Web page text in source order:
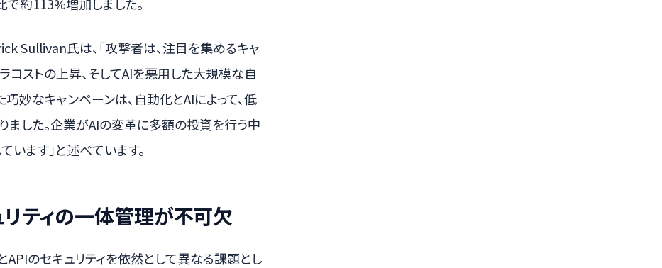
約113%増加しました。
氏は、「攻撃者は、注目を集めるキャ
コストの上昇、そしてAIを悪用した大規模な自
妙なキャンペーンは、自動化とAIによって、低
ました。企業がAIの変革に多額の投資を行う中
ます」と述べています。
ティの一体管理が不可欠
APIのセキュリティを依然として異なる課題とし